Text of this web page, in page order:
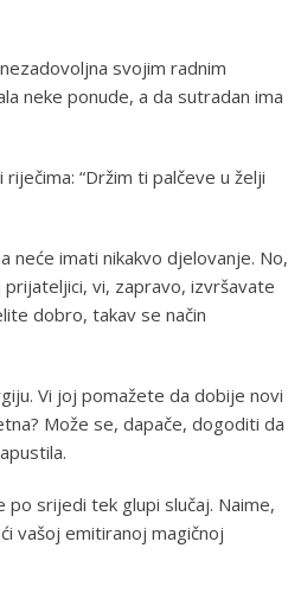
svojim radnim
neke ponude, a da sutradan ima
“Držim ti palčeve u želji
neće imati nikakvo djelovanje. No,
vi, zapravo, izvršavate
dobro, takav se način
Vi joj pomažete da dobije novi
Može se, dapače, dogoditi da
srijedi tek glupi slučaj. Naime,
vašoj emitiranoj magičnoj